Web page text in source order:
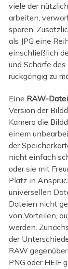
viele der
arbeiten,
sparen.
als JPG eine
einschließlich
und Schärfe
rückgängig zu
Eine RAW-Datei
Version der
Kamera die
einem
der
nicht einfach
oder sie mit
Platz in
universellen
Dateien nicht
von Vorteilen,
werden.
der
RAW
PNG oder HEIF